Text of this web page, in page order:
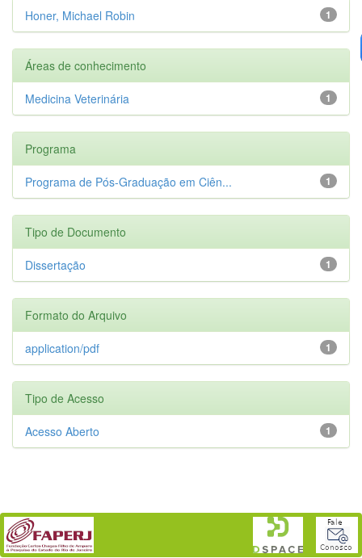
1
Honer, Michael Robin
Áreas de conhecimento
1
Medicina Veterinária
Programa
1
Programa de Pós-Graduação em Ciên...
Tipo de Documento
1
Dissertação
Formato do Arquivo
1
application/pdf
Tipo de Acesso
1
Acesso Aberto